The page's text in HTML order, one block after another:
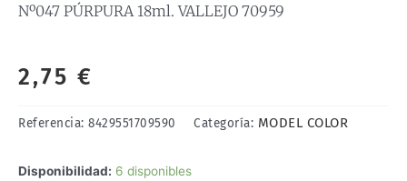
Nº047 PÚRPURA 18ml. VALLEJO 70959
2,75 €
Referencia: 8429551709590 Categoría: MODEL COLOR
Disponibilidad: 6 disponibles
Nº047